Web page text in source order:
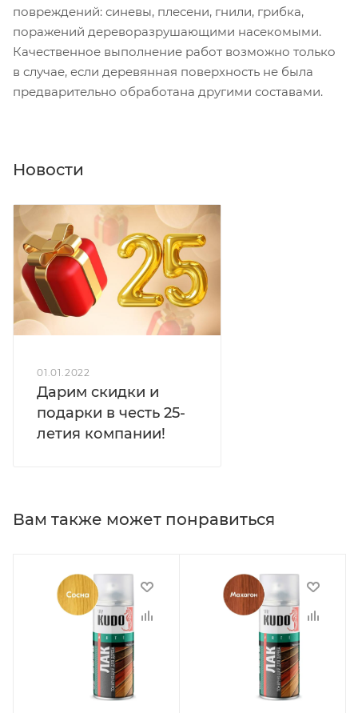
повреждений: синевы, плесени, гнили, грибка,
поражений дереворазрушающими насекомыми.
Качественное выполнение работ возможно только
в случае, если деревянная поверхность не была
предварительно обработана другими составами.
Новости
01.01.2022
Дарим скидки и
подарки в честь 25-
летия компании!
Вам также может понравиться